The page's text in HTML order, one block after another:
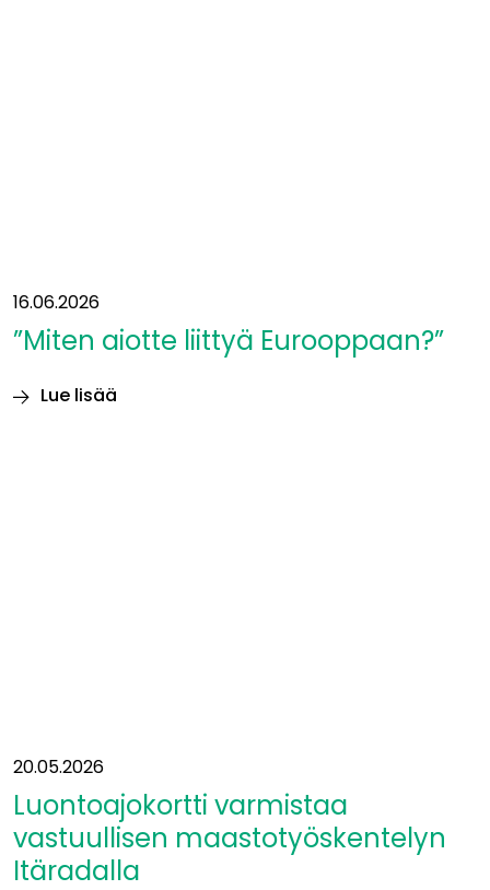
16.06.2026
”Miten aiotte liittyä Eurooppaan?”
Lue lisää
20.05.2026
Luontoajokortti varmistaa
vastuullisen maastotyöskentelyn
Itäradalla